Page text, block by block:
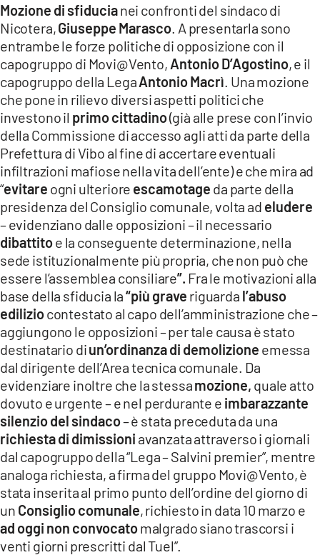
ANDROID
APPLE
Mozione di sfiducianei confronti del sindaco di
Nicotera,Giuseppe Marasco . A presentarla sono
entrambe le forze politiche di opposizione con il
capogruppo di Movi@Vento, Antonio D’Agostino, e il
capogruppo della LegaAntonio Macrì . Una mozione
che pone in rilievo diversi aspetti politici che
investono il primo cittadino(già alle prese con l’invio
della Commissione di accesso agli atti da parte della
Prefettura di Vibo al fine di accertare eventuali
infiltrazioni mafiose nella vita dell’ente) e che mira ad
“evitare ogni ulteriore escamotage da parte della
presidenza del Consiglio comunale, volta ad eludere
– evidenziano dalle opposizioni – il necessario
dibattitoe la conseguente determinazione, nella
sede istituzionalmente più propria, che non può che
essere l’assemblea consiliare”. Fra le motivazioni alla
base della sfiducia la“più grave riguarda l’abuso
ediliziocontestato al capo dell’amministrazione che –
aggiungono le opposizioni – per tale causa è stato
destinatario diun’ordinanza di demolizione emessa
dal dirigente dell’Area tecnica comunale. Da
evidenziare inoltre che la stessamozione, quale atto
dovuto e urgente – e nel perdurante e imbarazzante
silenzio del sindaco– è stata preceduta da una
richiesta di dimissioni avanzata attraverso i giornali
dal capogruppo della “Lega – Salvini premier”, mentre
analoga richiesta, a firma del gruppo Movi@Vento, è
stata inserita al primo punto dell’ordine del giorno di
un Consiglio comunale, richiesto in data 10 marzo e
ad oggi non convocatomalgrado siano trascorsi i
venti giorni prescritti dal Tuel”.